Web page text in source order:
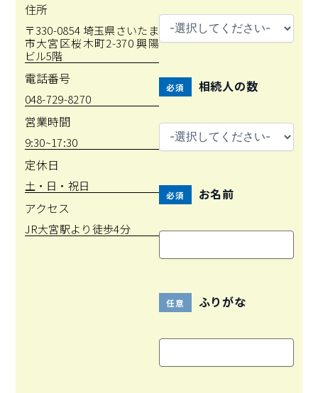
住所
〒330-0854 埼玉県さいたま
市大宮区桜木町2-370 興陽
ビル5階
電話番号
048-729-8270
営業時間
9:30~17:30
定休日
土・日・祝日
アクセス
JR大宮駅より徒歩4分
必須 相続人の数
必須 お名前
任意 ふりがな